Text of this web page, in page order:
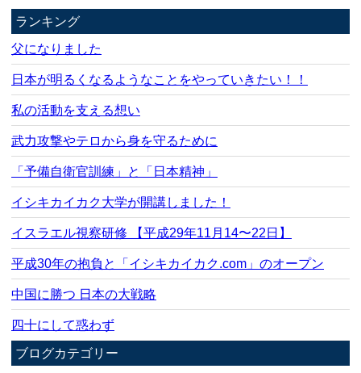
ランキング
父になりました
日本が明るくなるようなことをやっていきたい！！
私の活動を支える想い
武力攻撃やテロから身を守るために
「予備自衛官訓練」と「日本精神」
イシキカイカク大学が開講しました！
イスラエル視察研修 【平成29年11月14〜22日】
平成30年の抱負と「イシキカイカク.com」のオープン
中国に勝つ 日本の大戦略
四十にして惑わず
ブログカテゴリー